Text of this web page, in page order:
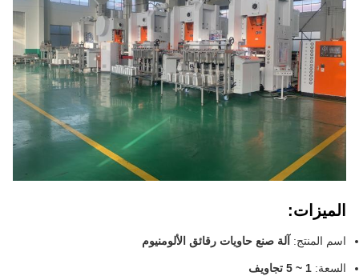
الميزات:
اسم المنتج:آلة صنع حاويات رقائق الألومنيوم
السعة:1 ~ 5 تجاويف